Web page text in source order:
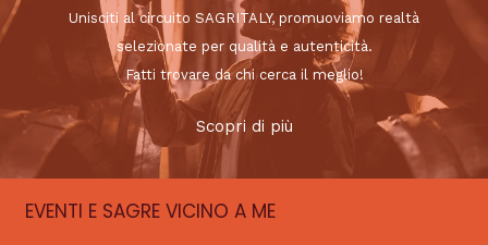
Unisciti al circuito SAGRITALY, promuoviamo realtà
selezionate per qualità e autenticità.
Fatti trovare da chi cerca il meglio!
Scopri di più
EVENTI E SAGRE VICINO A ME